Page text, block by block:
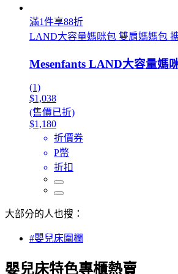
滿1件享88折
LAND大容量媽咪包 雙肩媽媽包
Mesenfants LAND大容量媽
(1)
$1,038
(售價已折)
$1,180
折價券
P幣
折扣
大部分的人也搜：
#嬰兒床圍欄
嬰兒床特色專櫃熱賣